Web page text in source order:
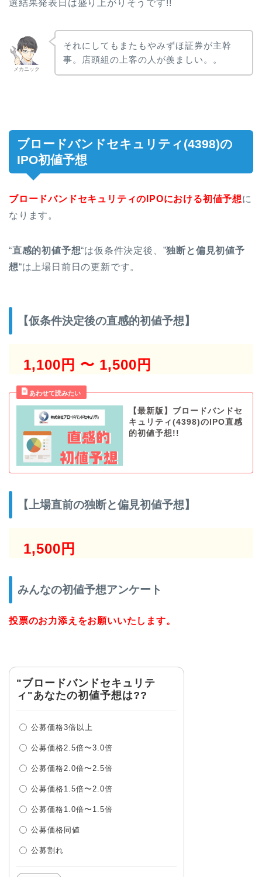
選結果発表日は盛り上がりそうです!!
メカニック
それにしてもまたもやみずほ証券が主幹
事。店頭組の上客の人が羨ましい。。
ブロードバンドセキュリティ(4398)の
IPO初値予想
ブロードバンドセキュリティのIPOにおける初値予想に
なります。
“直感的初値予想“は仮条件決定後、”独断と偏見初値予
想“は上場日前日の更新です。
【仮条件決定後の直感的初値予想】
1,100円 〜 1,500円
【最新版】ブロードバンドセ
キュリティ(4398)のIPO直感
的初値予想!!
【上場直前の独断と偏見初値予想】
1,500円
みんなの初値予想アンケート
投票のお力添えをお願いいたします。
"ブロードバンドセキュリテ
ィ"あなたの初値予想は??
公募価格3倍以上
公募価格2.5倍〜3.0倍
公募価格2.0倍〜2.5倍
公募価格1.5倍〜2.0倍
公募価格1.0倍〜1.5倍
公募価格同値
公募割れ